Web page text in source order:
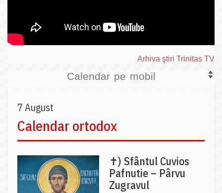
Arhiva ştiri Trinitas TV
Calendar pe mobil
7 August
Calendar ortodox
✝) Sfântul Cuvios
Pafnutie – Pârvu
Zugravul